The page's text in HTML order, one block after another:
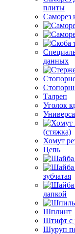
плиты
Саморез
данных
Талреп
Уголок
(стяжка)
Хомут
Цепь
зубчатая
лапкой
Шплинт
Штифт с
Шуруп